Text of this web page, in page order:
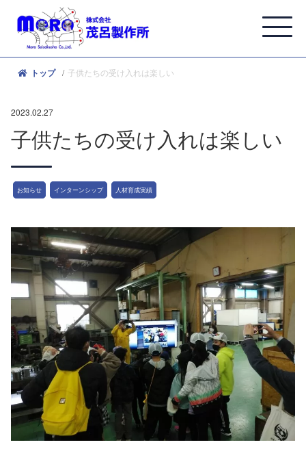
トップ 子供たちの受け入れは楽しい
2023.02.27
子供たちの受け入れは楽しい
お知らせ インターンシップ 人材育成実績